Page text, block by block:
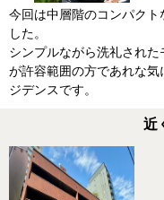
今回は中層階のコンパク
した。
シンプルながら洗礼され
が許容範囲の方であれな
ジデンスです。
近